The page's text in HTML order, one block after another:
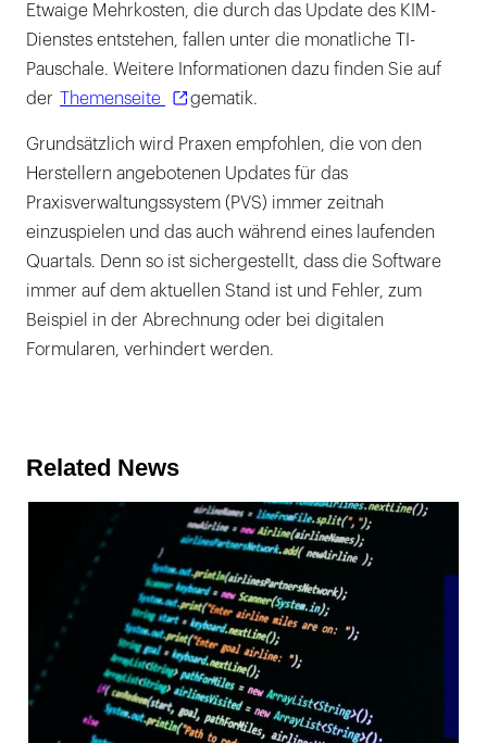
Etwaige Mehrkosten, die durch das Update des KIM-
Dienstes entstehen, fallen unter die monatliche TI-
Pauschale. Weitere Informationen dazu finden Sie auf
der
Themenseite gematik.
Grundsätzlich wird Praxen empfohlen, die von den
Herstellern angebotenen Updates für das
Praxisverwaltungssystem (PVS) immer zeitnah
einzuspielen und das auch während eines laufenden
Quartals. Denn so ist sichergestellt, dass die Software
immer auf dem aktuellen Stand ist und Fehler, zum
Beispiel in der Abrechnung oder bei digitalen
Formularen, verhindert werden.
Related News